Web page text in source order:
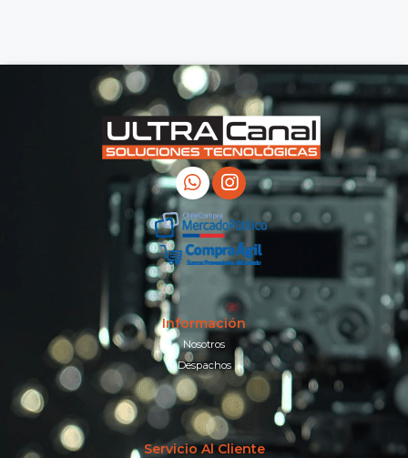
Información
Nosotros
Despachos
Servicio Al Cliente